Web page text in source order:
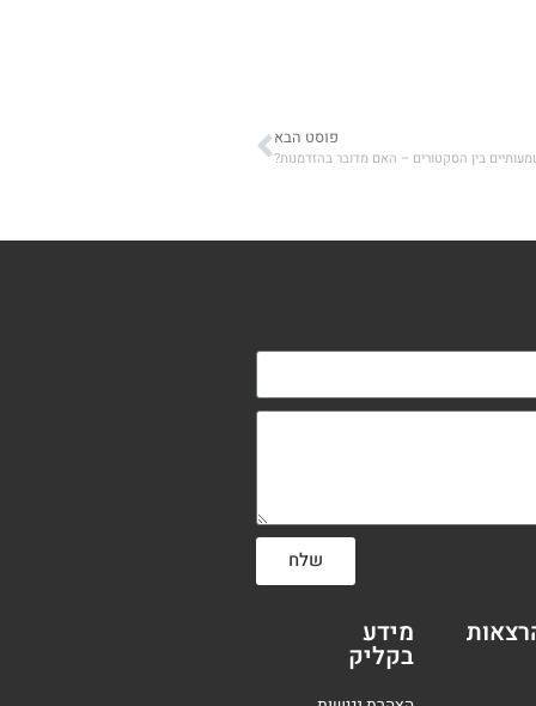
פוסט הבא
בין הסקטורים – האם מדובר בהזדמנות?
שלח
מידע
בקליק